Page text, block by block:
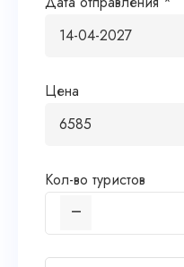
Цена
Кол-во туристов